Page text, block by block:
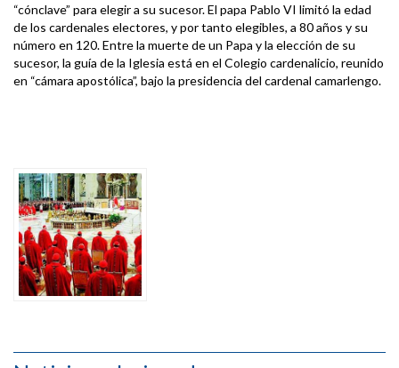
“cónclave” para elegir a su sucesor. El papa Pablo VI limitó la edad
de los cardenales electores, y por tanto elegibles, a 80 años y su
número en 120. Entre la muerte de un Papa y la elección de su
sucesor, la guía de la Iglesia está en el Colegio cardenalicio, reunido
en “cámara apostólica”, bajo la presidencia del cardenal camarlengo.